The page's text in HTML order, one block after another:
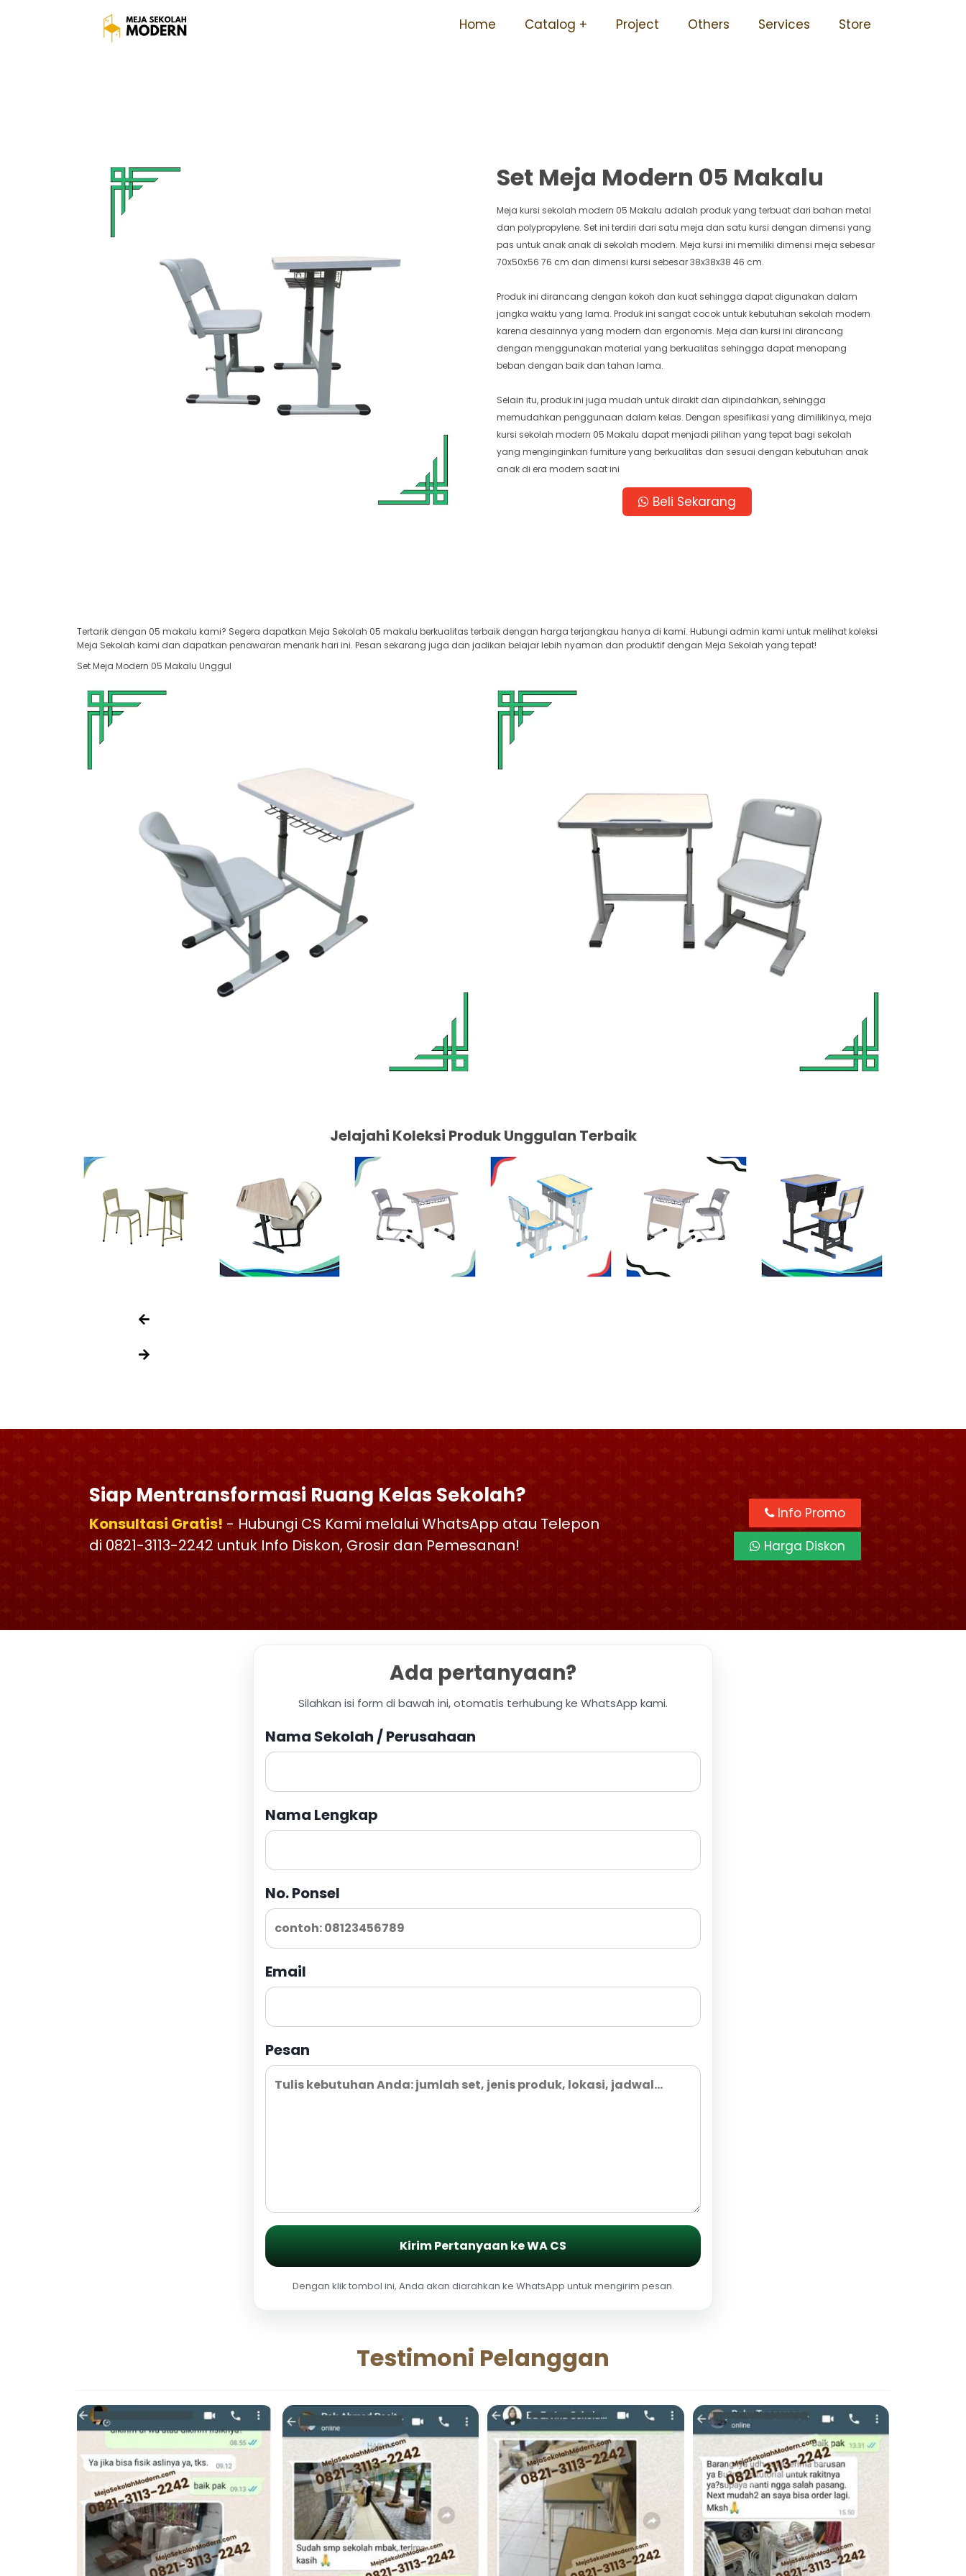
Home Catalog Project Others Services Store
Meja Bangku Sekolah Tersedia Ukuran Sd Smp Sma Tidak Mudah Rusak Tahan
Set Meja Modern 05 Makalu
Meja kursi sekolah modern 05 Makalu adalah produk yang terbuat dari bahan metal
dan polypropylene. Set ini terdiri dari satu meja dan satu kursi dengan dimensi yang
pas untuk anak anak di sekolah modern. Meja kursi ini memiliki dimensi meja sebesar
70x50x56 76 cm dan dimensi kursi sebesar 38x38x38 46 cm.
Produk ini dirancang dengan kokoh dan kuat sehingga dapat digunakan dalam
jangka waktu yang lama. Produk ini sangat cocok untuk kebutuhan sekolah modern
karena desainnya yang modern dan ergonomis. Meja dan kursi ini dirancang
dengan menggunakan material yang berkualitas sehingga dapat menopang
beban dengan baik dan tahan lama.
Selain itu, produk ini juga mudah untuk dirakit dan dipindahkan, sehingga
memudahkan penggunaan dalam kelas. Dengan spesifikasi yang dimilikinya, meja
kursi sekolah modern 05 Makalu dapat menjadi pilihan yang tepat bagi sekolah
yang menginginkan furniture yang berkualitas dan sesuai dengan kebutuhan anak
anak di era modern saat ini
Beli Sekarang
Tertarik dengan 05 makalu kami? Segera dapatkan Meja Sekolah 05 makalu berkualitas terbaik dengan harga terjangkau hanya di kami. Hubungi admin kami untuk melihat koleksi
Meja Sekolah kami dan dapatkan penawaran menarik hari ini. Pesan sekarang juga dan jadikan belajar lebih nyaman dan produktif dengan Meja Sekolah yang tepat!
Set Meja Modern 05 Makalu Unggul
Jelajahi Koleksi Produk Unggulan Terbaik
Siap Mentransformasi Ruang Kelas Sekolah?
Konsultasi Gratis! - Hubungi CS Kami melalui WhatsApp atau Telepon
di 0821-3113-2242 untuk Info Diskon, Grosir dan Pemesanan!
Info Promo
Harga Diskon
Ada pertanyaan?
Silahkan isi form di bawah ini, otomatis terhubung ke WhatsApp kami.
Nama Sekolah / Perusahaan
Nama Lengkap
No. Ponsel
Email
Pesan
Kirim Pertanyaan ke WA CS
Dengan klik tombol ini, Anda akan diarahkan ke WhatsApp untuk mengirim pesan.
Testimoni Pelanggan